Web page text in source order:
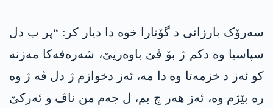
سەرۆک بارزانی د گۆتارا خوە دا دیار کر: “پر ب دل
سپاسیا وە دکم ژ بۆ ڤێ باوەریێ، شەرەفەکا مەزنە
کو ئەز د خزمەتا وە دا مە، ئەز دخوازم ژ دل ڤە ژ وە
رە بێژم وە، ئەز ھەر چ بم، ل جەم من ناڤ و ئەرکێ